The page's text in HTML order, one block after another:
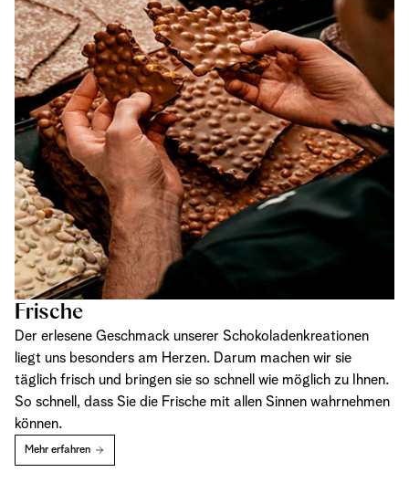
Frische
Der erlesene Geschmack unserer Schokoladenkreationen
liegt uns besonders am Herzen. Darum machen wir sie
täglich frisch und bringen sie so schnell wie möglich zu Ihnen.
So schnell, dass Sie die Frische mit allen Sinnen wahrnehmen
können.
Mehr erfahren